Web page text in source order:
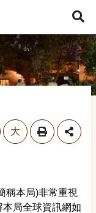
大
稱本局)非常重視
局全球資訊網如